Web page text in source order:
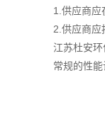
1.供应商应
2.供应商应
江苏杜安
常规的性